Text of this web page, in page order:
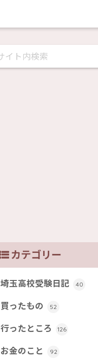
カテゴリー
埼玉高校受験日記 40
買ったもの 52
行ったところ 126
お金のこと 92